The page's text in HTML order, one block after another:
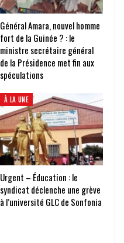
Général Amara, nouvel homme
fort de la Guinée ? : le
ministre secrétaire général
de la Présidence met fin aux
spéculations
À LA UNE
Urgent – Éducation : le
syndicat déclenche une grève
à l’université GLC de Sonfonia